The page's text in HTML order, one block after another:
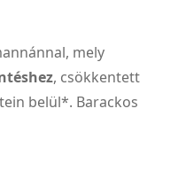
mely
, csökkentett
belül*. Barackos